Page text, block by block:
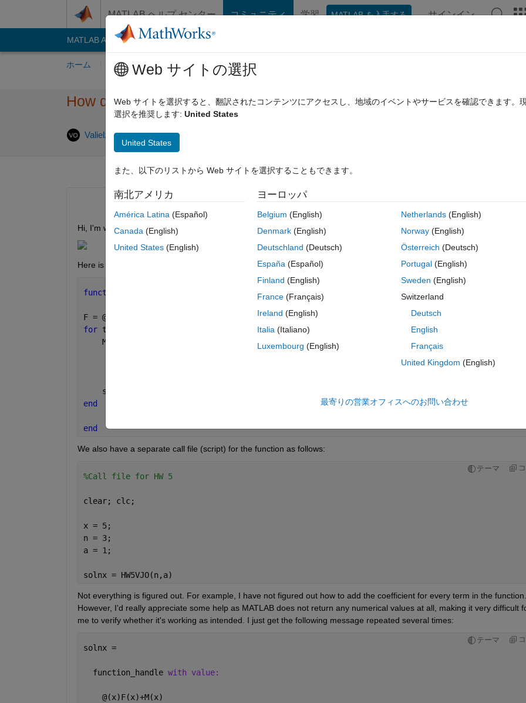
MATLAB ヘルプ センター コミュニティ 学習 MATLAB を入手する サインイン
MATLAB Answers File Exchange
ホーム 質問する 回答 閲覧 MATLAB に関する FAQ
How do I get my function to return a numerical value?
Valielza O'Keefe 2020 2 月 19
0 投票
Hi, I'm working on this for a MATLAB course at my university. Below is my assignment.
Here is the code I have so far, which was mostly provided by the instructor as a jumping-off point for us:
function
F = @(x) 1;
for t = 1:n
    M = @(x) 1;
    solnx = @(x) F(x)+M(x)
end
end
We also have a separate call file (script) for the function as follows:
テーマ
%Call file for HW 5
clear; clc;
x = 5;
n = 3;
a = 1;
solnx = HW5VJO(n,a)
Not everything is figured out. For example, I have not figured out how to add the coefficient for every term in the function.
However, I'd really appreciate some help as MATLAB does not return any numerical values at all, making it very difficult
me to verify whether it's working as intended. I just get the following message repeated several times:
テーマ
solnx =
  function_handle
with value:
    @(x)F(x)+M(x)
Web サイトの選択
Web サイトを選択すると、翻訳されたコンテンツにアクセスし、地域のイベントやサービスを確認できます。
選択を推奨します: United States
United States
また、以下のリストから Web サイトを選択することもできます。
南北アメリカ
América Latina (Español)
Canada (English)
United States (English)
ヨーロッパ
Belgium (English)
Denmark (English)
Deutschland (Deutsch)
España (Español)
Finland (English)
France (Français)
Ireland (English)
Italia (Italiano)
Luxembourg (English)
Netherlands(English)
Norway(English)
Österreich (Deutsch)
Portugal(English)
Sweden (English)
Switzerland
Deutsch
English
Français
United Kingdom (English)
最寄りの営業オフィスへのお問い合わせ